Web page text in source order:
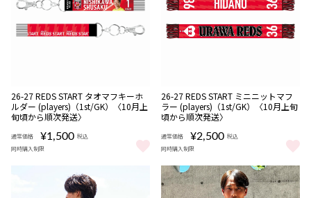
期間限定
受注
商品
08/06 18:00〜08/16
22:00
26-27 REDS START タオマフキーホ
ルダー (players)（1st/GK）〈10月上
旬頃から順次発送〉
通常価格 ¥1,500 税込
同時購入制限
期間限定
受注
商品
08/06 18:00〜08/16
22:00
26-27 REDS START ミニニットマフ
ラー (players)（1st/GK）〈10月上旬
頃から順次発送〉
通常価格 ¥2,500 税込
同時購入制限